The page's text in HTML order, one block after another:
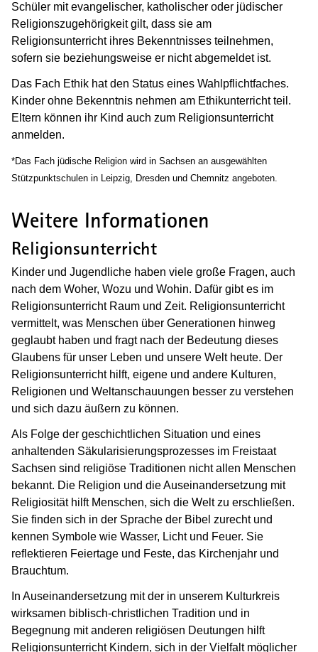
Schüler mit evangelischer, katholischer oder jüdischer
Religionszugehörigkeit gilt, dass sie am
Religionsunterricht ihres Bekenntnisses teilnehmen,
sofern sie beziehungsweise er nicht abgemeldet ist.
Das Fach Ethik hat den Status eines Wahlpflichtfaches.
Kinder ohne Bekenntnis nehmen am Ethikunterricht teil.
Eltern können ihr Kind auch zum Religionsunterricht
anmelden.
*Das Fach jüdische Religion wird in Sachsen an ausgewählten
Stützpunktschulen in Leipzig, Dresden und Chemnitz angeboten.
Weitere Informationen
Religionsunterricht
Kinder und Jugendliche haben viele große Fragen, auch
nach dem Woher, Wozu und Wohin. Dafür gibt es im
Religionsunterricht Raum und Zeit. Religionsunterricht
vermittelt, was Menschen über Generationen hinweg
geglaubt haben und fragt nach der Bedeutung dieses
Glaubens für unser Leben und unsere Welt heute. Der
Religionsunterricht hilft, eigene und andere Kulturen,
Religionen und Weltanschauungen besser zu verstehen
und sich dazu äußern zu können.
Als Folge der geschichtlichen Situation und eines
anhaltenden Säkularisierungsprozesses im Freistaat
Sachsen sind religiöse Traditionen nicht allen Menschen
bekannt. Die Religion und die Auseinandersetzung mit
Religiosität hilft Menschen, sich die Welt zu erschließen.
Sie finden sich in der Sprache der Bibel zurecht und
kennen Symbole wie Wasser, Licht und Feuer. Sie
reflektieren Feiertage und Feste, das Kirchenjahr und
Brauchtum.
In Auseinandersetzung mit der in unserem Kulturkreis
wirksamen biblisch-christlichen Tradition und in
Begegnung mit anderen religiösen Deutungen hilft
Religionsunterricht Kindern, sich in der Vielfalt möglicher